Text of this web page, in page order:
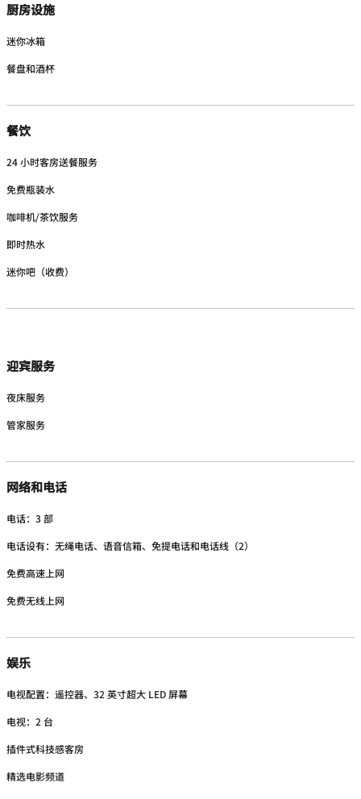
厨房设施
迷你冰箱
餐盘和酒杯
餐饮
24 小时客房送餐服务
免费瓶装水
咖啡机/茶饮服务
即时热水
迷你吧（收费）
迎宾服务
夜床服务
管家服务
网络和电话
电话：3 部
电话设有：无绳电话、语音信箱、免提电话和电话线（2）
免费高速上网
免费无线上网
娱乐
电视配置：遥控器、32 英寸超大 LED 屏幕
电视：2 台
插件式科技感客房
精选电影频道